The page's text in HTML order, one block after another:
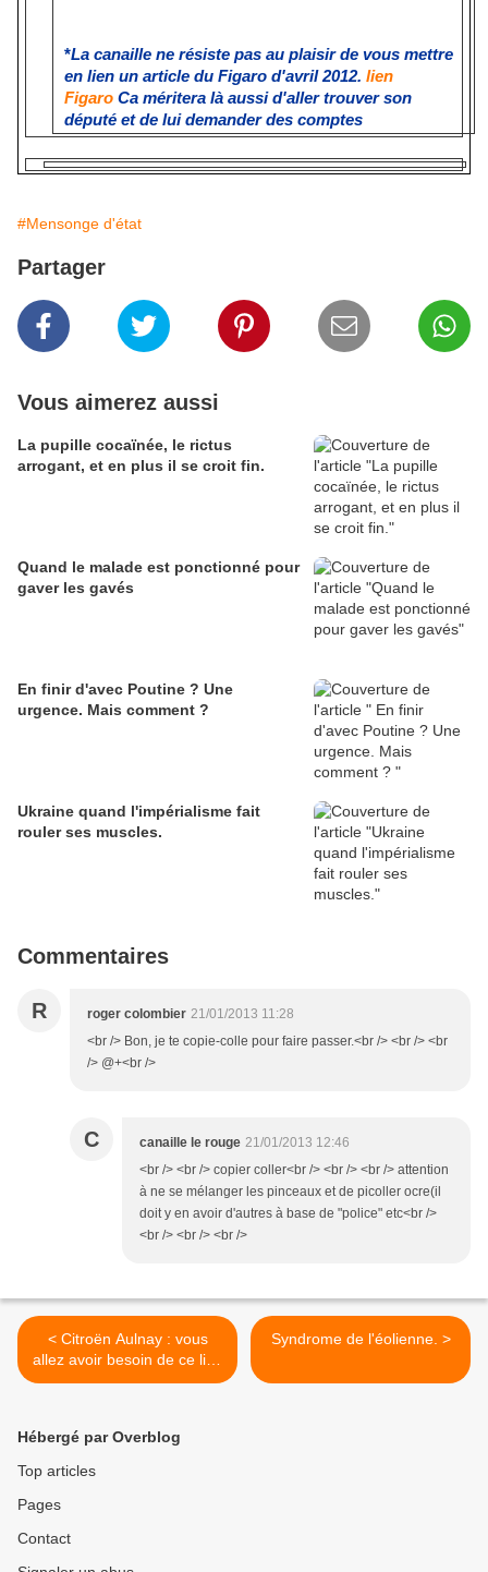
*La canaille ne résiste pas au plaisir de vous mettre
en lien un article du Figaro d'avril 2012. lien
FigaroCa méritera là aussi d'aller trouver son
député et de lui demander des comptes
#Mensonge d'état
Partager
Vous aimerez aussi
La pupille cocaïnée, le rictus
arrogant, et en plus il se croit fin.
Quand le malade est ponctionné pour
gaver les gavés
En finir d'avec Poutine ? Une
urgence. Mais comment ?
Ukraine quand l'impérialisme fait
rouler ses muscles.
Commentaires
R roger colombier 21/01/2013 11:28
<br /> Bon, je te copie-colle pour faire passer.<br /> <br /> <br
/> @+<br />
C canaille le rouge 21/01/2013 12:46
<br /> <br /> copier coller<br /> <br /> <br /> attention
à ne se mélanger les pinceaux et de picoller ocre(il
doit y en avoir d'autres à base de "police" etc<br />
<br /> <br /> <br />
< Citroën Aulnay : vous
allez avoir besoin de ce lien
:
Syndrome de l'éolienne. >
Hébergé par Overblog
Top articles
Pages
Contact